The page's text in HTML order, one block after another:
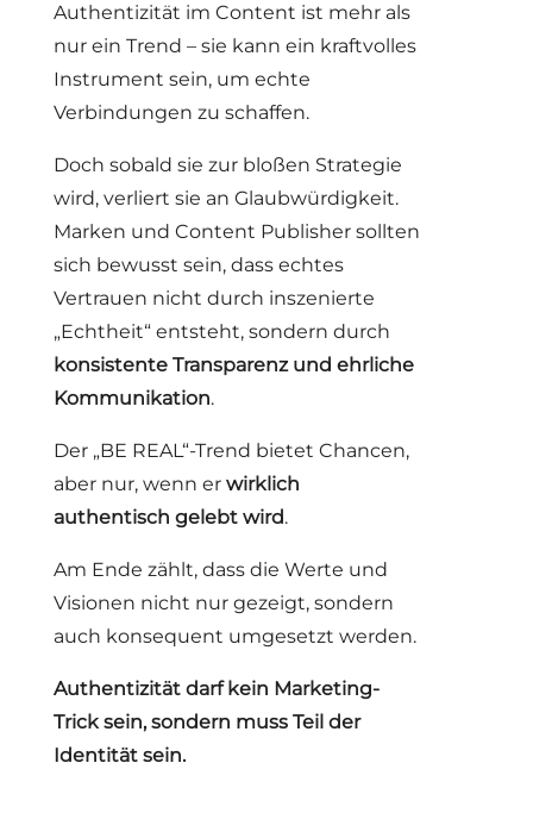
Authentizität im Content ist mehr als
nur ein Trend – sie kann ein kraftvolles
Instrument sein, um echte
Verbindungen zu schaffen.
Doch sobald sie zur bloßen Strategie
wird, verliert sie an Glaubwürdigkeit.
Marken und Content Publisher sollten
sich bewusst sein, dass echtes
Vertrauen nicht durch inszenierte
„Echtheit“ entsteht, sondern durch
konsistente Transparenz und ehrliche
Kommunikation.
Der „BE REAL“-Trend bietet Chancen,
aber nur, wenn er wirklich
authentisch gelebt wird.
Am Ende zählt, dass die Werte und
Visionen nicht nur gezeigt, sondern
auch konsequent umgesetzt werden.
Authentizität darf kein Marketing-
Trick sein, sondern muss Teil der
Identität sein.